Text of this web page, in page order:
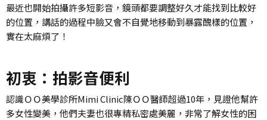
最近也開始拍攝許多短影音，鏡頭都要調整好久才能找到比較好
的位置，講話的過程中臉又會不自覺地移動到暴露醜樣的位置，
實在太麻煩了！
初衷：拍影音便利
認識ＯＯ美學診所Mimi Clinic陳ＯＯ醫師超過10年，見證他幫許
多女性變美，他們夫妻也很專精私密處美麗，非常了解女性的困